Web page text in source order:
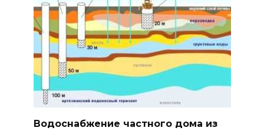
Водоснабжение частного дома из